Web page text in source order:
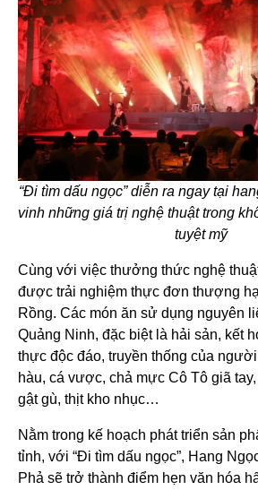
“Đi tìm dấu ngọc” diễn ra ngay tại
vinh những giá trị nghệ thuật trong
tuyệt mỹ
Cùng với việc thưởng thức nghệ
được trải nghiệm thực đơn thượng
Rồng. Các món ăn sử dụng nguyên
Quảng Ninh, đặc biệt là hải sản, kết
thực độc đáo, truyền thống của
hàu, cá vược, chả mực Cô Tô giã
gật gù, thịt kho nhục…
Nằm trong kế hoạch phát triển sản
tỉnh, với “Đi tìm dấu ngọc”, Hang
Phả sẽ trở thành điểm hẹn văn hóa